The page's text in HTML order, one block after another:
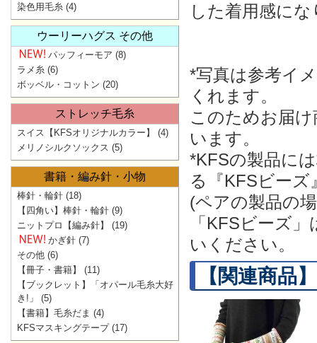
した着用感に
*写真は参考イ
くれます。
このためお届
います。
*KFSの製品に
る『KFSビー
(ペアの製品の
「KFSビーズ
いください。
【関連商品】
染色用毛糸 (4)
ウーリーハグス その他
パッフィーモア (8)
ラメ糸 (6)
ボッベル・コットン (20)
ストレッチ毛糸
スイス【KFSオリジナルカラー】
(4)
メリノシルクソックス (5)
書籍・編み針・小物
棒針・輪針 (18)
【四角い】棒針・輪針 (9)
ニットプロ【編み針】
(19)
かぎ針 (7)
その他 (6)
【冊子・書籍】
(11)
【ブックレット】「オパール毛糸大好
き!」
(5)
【書籍】毛糸だま (4)
KFSマスキングテープ(17)